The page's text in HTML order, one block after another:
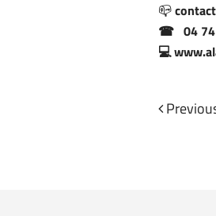
📪
☎ 04 74
💻
Previous